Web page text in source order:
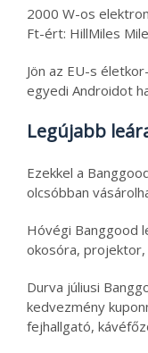
2000 W-os
Ft-ért: HillMiles
Jön az EU-s
egyedi Androidot
Legújabb
Ezekkel a
olcsóbban
Hóvégi Banggood
okosóra,
Durva júliusi
kedvezmény
fejhallgató,